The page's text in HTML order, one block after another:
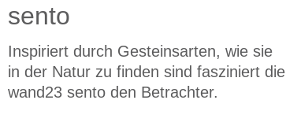
sento
Inspiriert durch Gesteinsarten, wie sie
in der Natur zu finden sind fasziniert die
wand23 sento den Betrachter.